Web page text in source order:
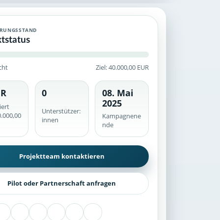
Kampagne mit historischem
werden serverseitig geprüft.
Ziel: 40.000,00 EUR
0
Unterstützer:
innen
08. Mai
2025
Kampagnene
nde
Projektteam kontaktieren
Pilot oder Partnerschaft anfragen